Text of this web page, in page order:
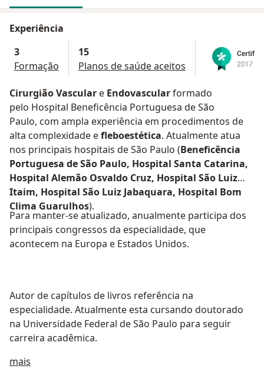
Experiência
3
Formação
15
Planos de saúde aceitos
Cirurgião Vascular e Endovascularformado
pelo Hospital Beneficência Portuguesa de São
Paulo, com ampla experiência em procedimentos de
alta complexidade efleboestética. Atualmente atua
nos principais hospitais de São Paulo (Beneficência
Portuguesa de São Paulo, Hospital Santa Catarina,
Hospital Alemão Osvaldo Cruz, Hospital São Luiz
Itaim, Hospital São Luiz Jabaquara, Hospital Bom
Clima Guarulhos).
Para manter-se atualizado, anualmente participa dos
principais congressos da especialidade, que
acontecem na Europa e Estados Unidos.
Autor de capítulos de livros referência na
especialidade. Atualmente esta cursando doutorado
na Universidade Federal de São Paulo para seguir
carreira acadêmica.
mais